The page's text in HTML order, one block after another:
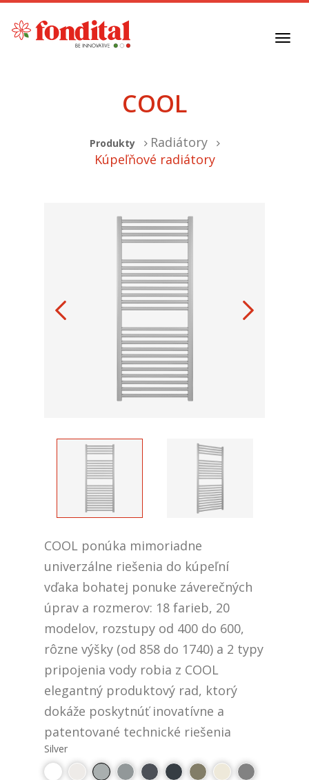
COOL
Produkty
Radiátory
Kúpeľňové radiátory
COOL ponúka mimoriadne
univerzálne riešenia do kúpeľní
vďaka bohatej ponuke záverečných
úprav a rozmerov: 18 farieb, 20
modelov, rozstupy od 400 do 600,
rôzne výšky (od 858 do 1740) a 2 typy
pripojenia vody robia z COOL
elegantný produktový rad, ktorý
dokáže poskytnúť inovatívne a
patentované technické riešenia
Silver